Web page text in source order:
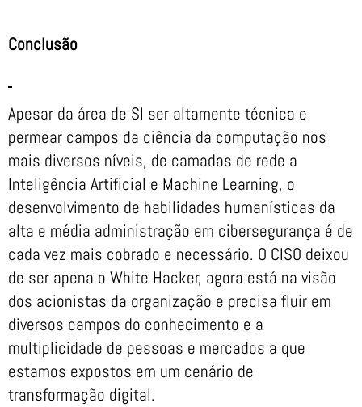
Conclusão
Apesar da área de SI ser altamente técnica e
permear campos da ciência da computação nos
mais diversos níveis, de camadas de rede a
Inteligência Artificial e Machine Learning, o
desenvolvimento de habilidades humanísticas da
alta e média administração em cibersegurança é de
cada vez mais cobrado e necessário. O CISO deixou
de ser apena o White Hacker, agora está na visão
dos acionistas da organização e precisa fluir em
diversos campos do conhecimento e a
multiplicidade de pessoas e mercados a que
estamos expostos em um cenário de
transformação digital.